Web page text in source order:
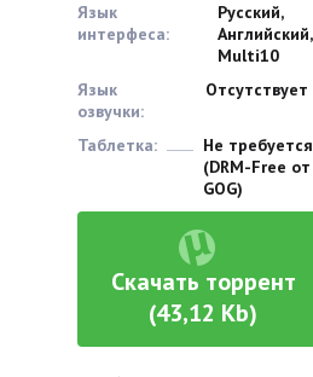
Язык
интерфеса:
Русский,
Английский,
Multi10
Язык
озвучки:
Отсутствует
Таблетка:
Не требуется
(DRM-Free от
GOG)
Скачать торрент
(43,12 Kb)